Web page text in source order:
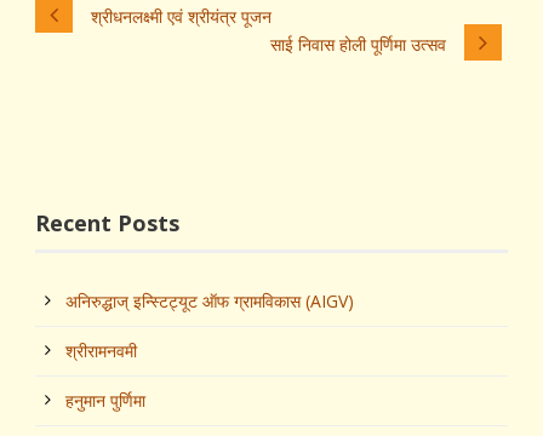
श्रीधनलक्ष्मी एवं श्रीयंत्र पूजन
साई निवास होली पूर्णिमा उत्सव
Recent Posts
अनिरुद्धाज्‌ इन्स्टिट्यूट ऑफ ग्रामविकास (AIGV)
श्रीरामनवमी
हनुमान पुर्णिमा